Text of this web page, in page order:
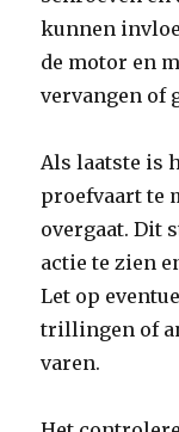
kunnen
de motor en
vervangen of
Als laatste is
proefvaart te
overgaat. Dit
actie te zien
Let op
trillingen of
varen.